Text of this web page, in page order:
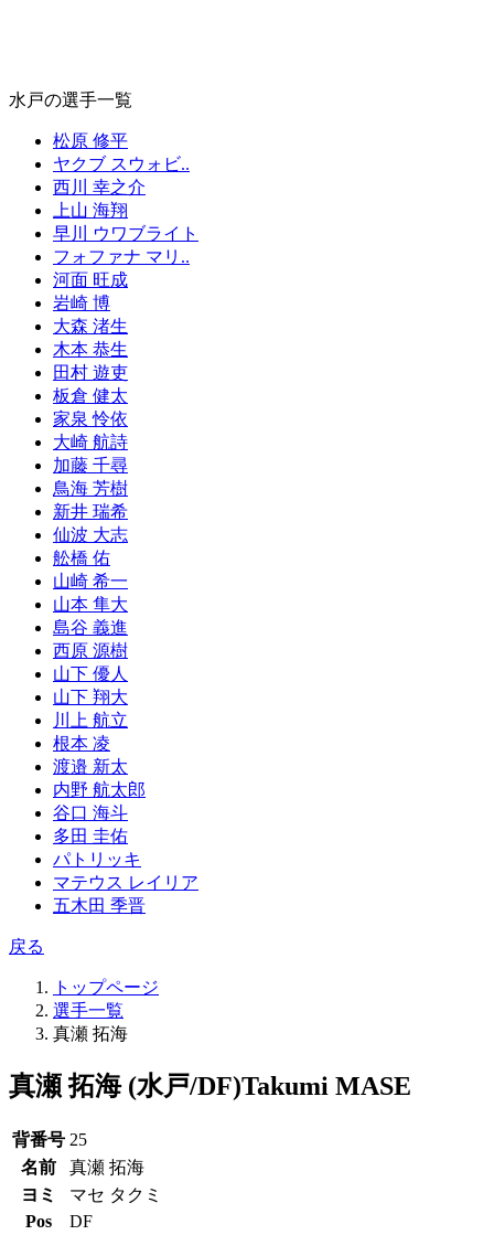
水戸の選手一覧
松原 修平
ヤクブ スウォビ..
西川 幸之介
上山 海翔
早川 ウワブライト
フォファナ マリ..
河面 旺成
岩崎 博
大森 渚生
木本 恭生
田村 遊吏
板倉 健太
家泉 怜依
大崎 航詩
加藤 千尋
鳥海 芳樹
新井 瑞希
仙波 大志
舩橋 佑
山崎 希一
山本 隼大
島谷 義進
西原 源樹
山下 優人
山下 翔大
川上 航立
根本 凌
渡邉 新太
内野 航太郎
谷口 海斗
多田 圭佑
パトリッキ
マテウス レイリア
五木田 季晋
戻る
トップページ
選手一覧
真瀬 拓海
真瀬 拓海 (水戸/DF)Takumi MASE
背番号 25
名前
真瀬 拓海
ヨミ
マセ タクミ
Pos
DF